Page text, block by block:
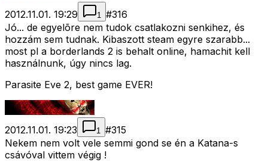
2012.11.01. 19:29 1 #316
Jó... de egyelõre nem tudok csatlakozni senkihez, és
hozzám sem tudnak. Kibaszott steam egyre szarabb...
most pl a borderlands 2 is behalt online, hamachit kell
használnunk, úgy nincs lag.
Parasite Eve 2, best game EVER!
2012.11.01. 19:23 1 #315
Nekem nem volt vele semmi gond se én a Katana-s
csávóval vittem végig !